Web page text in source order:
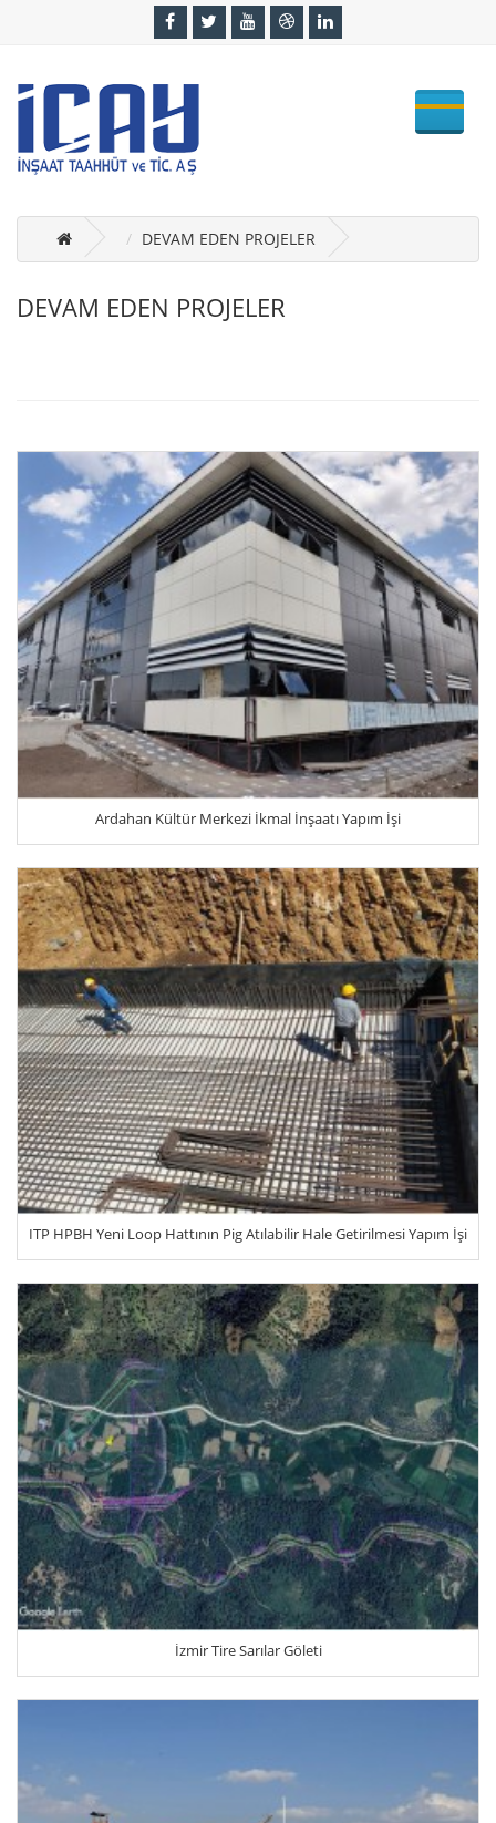
DEVAM EDEN PROJELER
DEVAM EDEN PROJELER
Ardahan Kültür Merkezi İkmal İnşaatı Yapım İşi
ITP HPBH Yeni Loop Hattının Pig Atılabilir Hale Getirilmesi Yapım İşi
İzmir Tire Sarılar Göleti